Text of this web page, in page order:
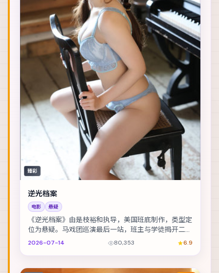
臻彩
逆光档案
电影 悬疑
《逆光档案》由是枝裕和执导，美国班底制作，类型定
位为悬疑。马戏团巡演最后一站，班主与学徒揭开二十
年前的旧案。主演包括桂纶镁、李政宰、绫野刚 等，...
2026-07-14 80,353 6.9